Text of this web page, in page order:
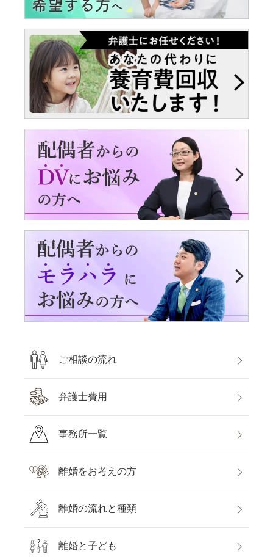
ご相談の流れ
弁護士費用
事務所一覧
離婚をお考えの方
離婚の流れと種類
離婚と子ども